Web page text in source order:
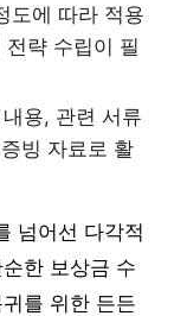
도에 따라 적용
략 수립이 필
용, 관련 서류
빙 자료로 활
넘어선 다각적
한 보상금 수
를 위한 든든